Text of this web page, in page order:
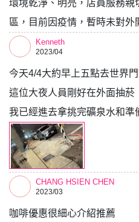
環境乾淨、明亮，店員服務
區，目前因疫情，暫時未對外
Kenneth
2023/04
今天4/4大約早上五點去世界
這位大夜人員剛好在外面抽菸
我已經進去拿挑完礦泉水和
CHANG HSIEN CHEN
2023/03
咖啡優惠很細心介紹推薦